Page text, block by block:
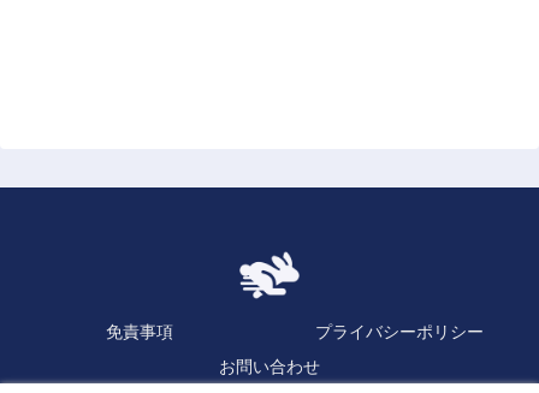
免責事項
プライバシーポリシー
お問い合わせ